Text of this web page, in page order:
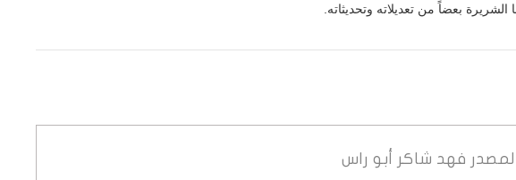
الشريرة بعضاً من تعديلاته وتحديثاته.
المصدر فهد شاكر أبو راس